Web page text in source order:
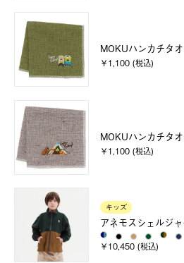
MOKUハンカチタオ
￥1,100 (税込)
MOKUハンカチタオ
￥1,100 (税込)
キッズ
アネモスシェルジ
￥10,450 (税込)